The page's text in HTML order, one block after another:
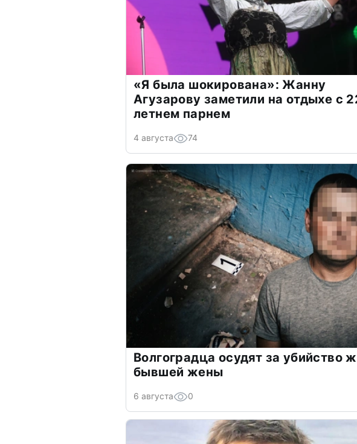
«Я была шокирована»: Жанну
Агузарову заметили на отдыхе с
летнем парнем
4 августа 74
Волгоградца осудят за убийство
бывшей жены
6 августа 0